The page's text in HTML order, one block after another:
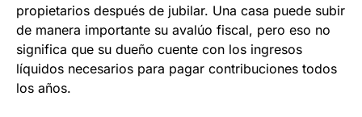
propietarios después de jubilar. Una casa puede subir
de manera importante su avalúo fiscal, pero eso no
significa que su dueño cuente con los ingresos
líquidos necesarios para pagar contribuciones todos
los años.